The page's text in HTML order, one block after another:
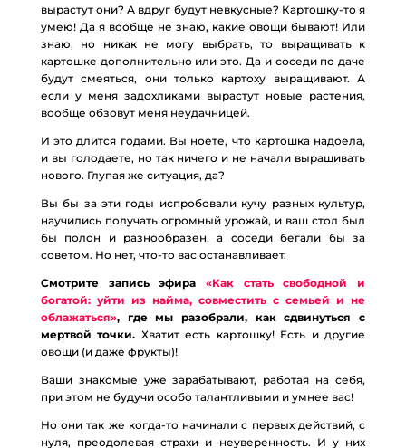
вырастут они? А вдруг будут невкусные? Картошку-то я
умею! Да я вообще не знаю, какие овощи бывают! Или
знаю, но никак не могу выбрать, то выращивать к
картошке дополнительно или это. Да и соседи по даче
будут смеяться, они только картоху выращивают. А
если у меня задохликами вырастут новые растения,
вообще обзовут меня неудачницей.
И это длится годами. Вы ноете, что картошка надоела,
и вы голодаете, но так ничего и не начали выращивать
нового. Глупая же ситуация, да?
Вы бы за эти годы испробовали кучу разных культур,
научились получать огромный урожай, и ваш стол был
бы полон и разнообразен, а соседи бегали бы за
советом. Но нет, что-то вас останавливает.
Смотрите запись эфира «Как стать свободной и
богатой: уйти из найма, совместить с семьей и не
облажаться», где мы разобрали, как сдвинуться с
мертвой точки. Хватит есть картошку! Есть и другие
овощи (и даже фрукты)!
Ваши знакомые уже зарабатывают, работая на себя,
при этом не будучи особо талантливыми и умнее вас!
Но они так же когда-то начинали с первых действий, с
нуля, преодолевая страхи и неуверенность. И у них